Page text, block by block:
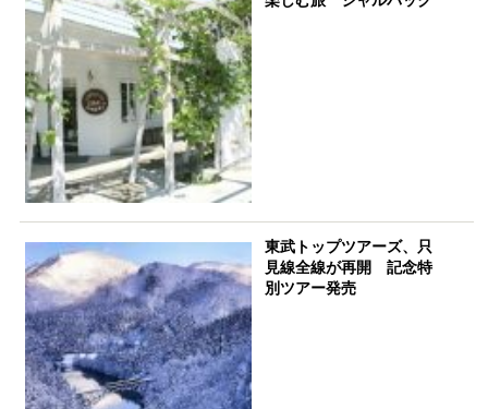
東武トップツアーズ、只
見線全線が再開 記念特
別ツアー発売